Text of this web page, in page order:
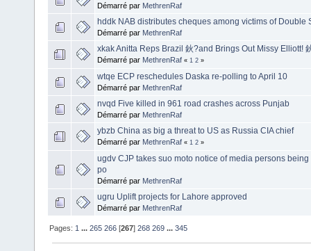
Démarré par MethrenRaf
hddk NAB distributes cheques among victims of Double
Démarré par MethrenRaf
xkak Anitta Reps Brazil 鈥?and Brings Out Missy Elliott!
Démarré par MethrenRaf « 1 2 »
wtqe ECP reschedules Daska re-polling to April 10
Démarré par MethrenRaf
nvqd Five killed in 961 road crashes across Punjab
Démarré par MethrenRaf
ybzb China as big a threat to US as Russia CIA chief
Démarré par MethrenRaf « 1 2 »
ugdv CJP takes suo moto notice of media persons
po
Démarré par MethrenRaf
ugru Uplift projects for Lahore approved
Démarré par MethrenRaf
Pages: 1 ...265 266 [267]268 269 ...345